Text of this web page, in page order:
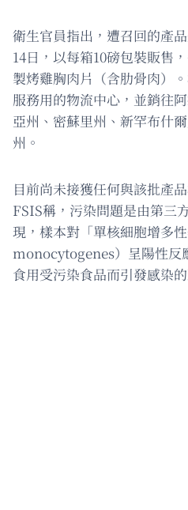
衛生官員指出，遭召回的產
14日，以每箱10磅包裝販售
製烤雞胸肉片（含肋骨肉）
服務用的物流中心，並銷往
亞州、密蘇里州、新罕布什
州。
目前尚未接獲任何與該批產
FSIS稱，污染問題是由第三
現，樣本對「單核細胞增多
monocytogenes）呈陽性反
食用受污染食品而引發感染